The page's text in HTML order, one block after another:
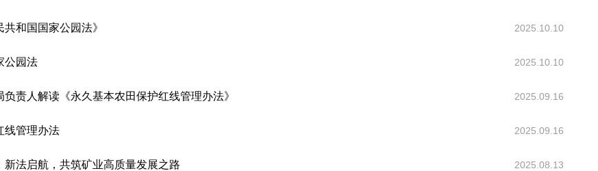
和国国家公园法》 2025.10.10
公园法 2025.10.10
责人解读《永久基本农田保护红线管理办法》 2025.09.16
线管理办法 2025.09.16
新法启航，共筑矿业高质量发展之路 2025.08.13